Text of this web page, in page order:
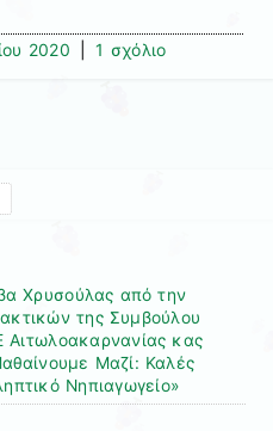
2020 1 σχόλιο
Χρυσούλας από την
της Συμβούλου
Αιτωλοακαρνανίας κας
Μαζί: Καλές
Νηπιαγωγείο»